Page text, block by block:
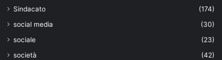
Sindacato
(174)
social media
(30)
sociale
(23)
società
(42)